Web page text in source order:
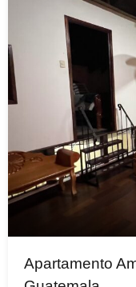
Apartamento